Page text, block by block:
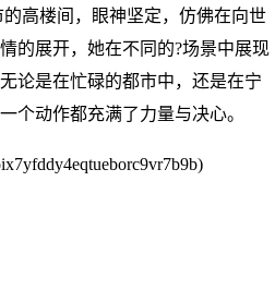
高楼间，眼神坚定，仿佛在向世
的展开，她在不同的?场景中展现
论是在忙碌的都市中，还是在宁
个动作都充满了力量与决心。